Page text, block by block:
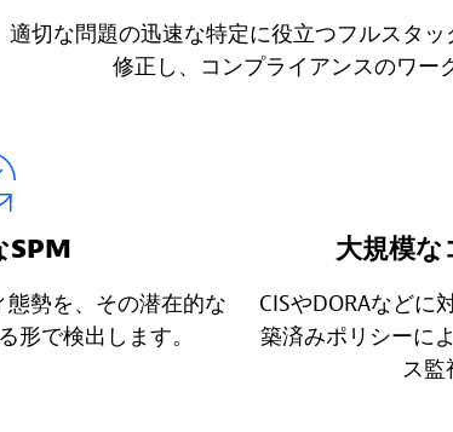
適切な問題の迅速な特定に役立つフルスタ
修正し、コンプライアンスのワー
SPM
勢を、その潜在的な
形で検出します。
大規模
CISやDORAなどに
築済みポリシーに
ス監